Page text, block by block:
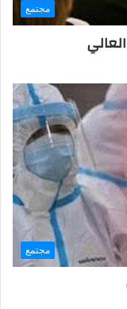
مجتمع
مجتمع